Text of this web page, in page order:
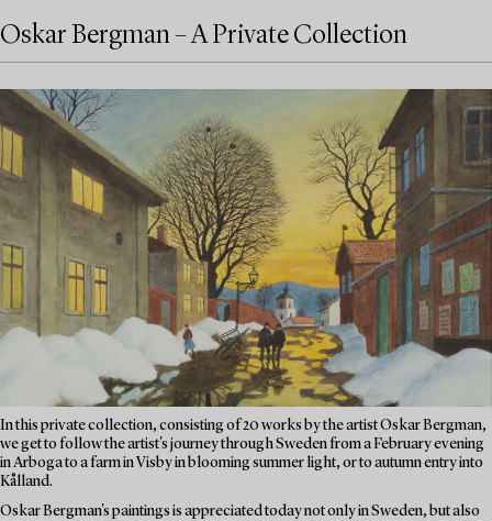
Oskar Bergman – A Private Collection
In this private collection, consisting of 20 works by the artist Oskar Bergman,
we get to follow the artist's journey through Sweden from a February evening
in Arboga to a farm in Visby in blooming summer light, or to autumn entry into
Kålland.
Oskar Bergman's paintings is appreciated today not only in Sweden, but also